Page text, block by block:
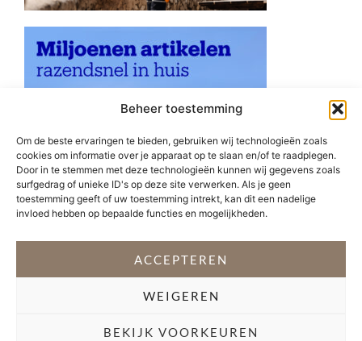
Beheer toestemming
Om de beste ervaringen te bieden, gebruiken wij technologieën zoals
cookies om informatie over je apparaat op te slaan en/of te raadplegen.
Door in te stemmen met deze technologieën kunnen wij gegevens zoals
surfgedrag of unieke ID's op deze site verwerken. Als je geen
toestemming geeft of uw toestemming intrekt, kan dit een nadelige
invloed hebben op bepaalde functies en mogelijkheden.
ACCEPTEREN
WEIGEREN
BEKIJK VOORKEUREN